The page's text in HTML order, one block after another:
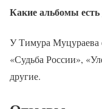
Какие альбомы
У Тимура Муцураева
«Судьба России»,
другие.